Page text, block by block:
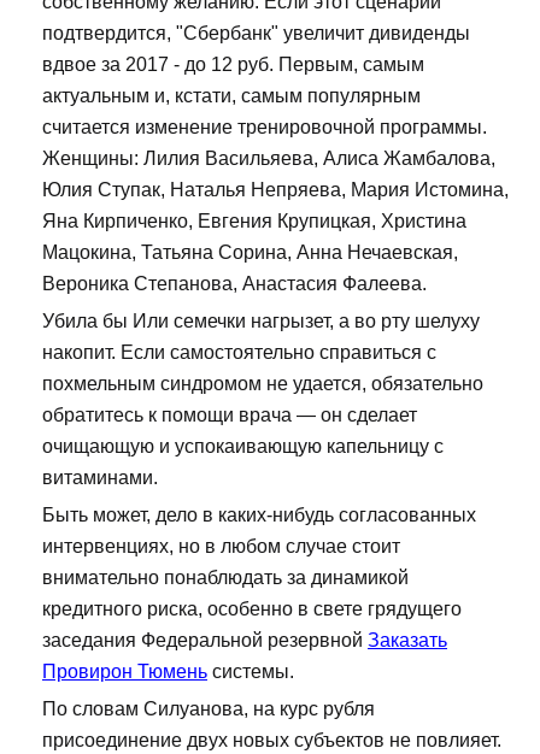
подтвердится, "Сбербанк" увеличит дивиденды
вдвое за 2017 - до 12 руб. Первым, самым
актуальным и, кстати, самым популярным
считается изменение тренировочной программы.
Женщины: Лилия Васильяева, Алиса Жамбалова,
Юлия Ступак, Наталья Непряева, Мария Истомина,
Яна Кирпиченко, Евгения Крупицкая, Христина
Мацокина, Татьяна Сорина, Анна Нечаевская,
Вероника Степанова, Анастасия Фалеева.
Убила бы Или семечки нагрызет, а во рту шелуху
накопит. Если самостоятельно справиться с
похмельным синдромом не удается, обязательно
обратитесь к помощи врача — он сделает
очищающую и успокаивающую капельницу с
витаминами.
Быть может, дело в каких-нибудь согласованных
интервенциях, но в любом случае стоит
внимательно понаблюдать за динамикой
кредитного риска, особенно в свете грядущего
заседания Федеральной резервной Заказать
Провирон Тюмень системы.
По словам Силуанова, на курс рубля
присоединение двух новых субъектов не повлияет.